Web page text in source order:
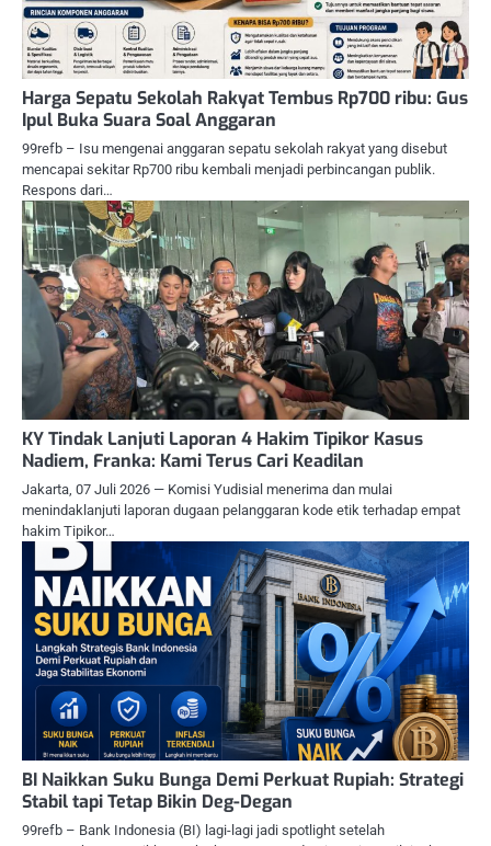
Harga Sepatu Sekolah Rakyat Tembus Rp700 ribu: Gus
Ipul Buka Suara Soal Anggaran
99refb – Isu mengenai anggaran sepatu sekolah rakyat yang disebut
mencapai sekitar Rp700 ribu kembali menjadi perbincangan publik.
Respons dari…
KY Tindak Lanjuti Laporan 4 Hakim Tipikor Kasus
Nadiem, Franka: Kami Terus Cari Keadilan
Jakarta, 07 Juli 2026 — Komisi Yudisial menerima dan mulai
menindaklanjuti laporan dugaan pelanggaran kode etik terhadap empat
hakim Tipikor…
BI Naikkan Suku Bunga Demi Perkuat Rupiah: Strategi
Stabil tapi Tetap Bikin Deg-Degan
99refb – Bank Indonesia (BI) lagi-lagi jadi spotlight setelah